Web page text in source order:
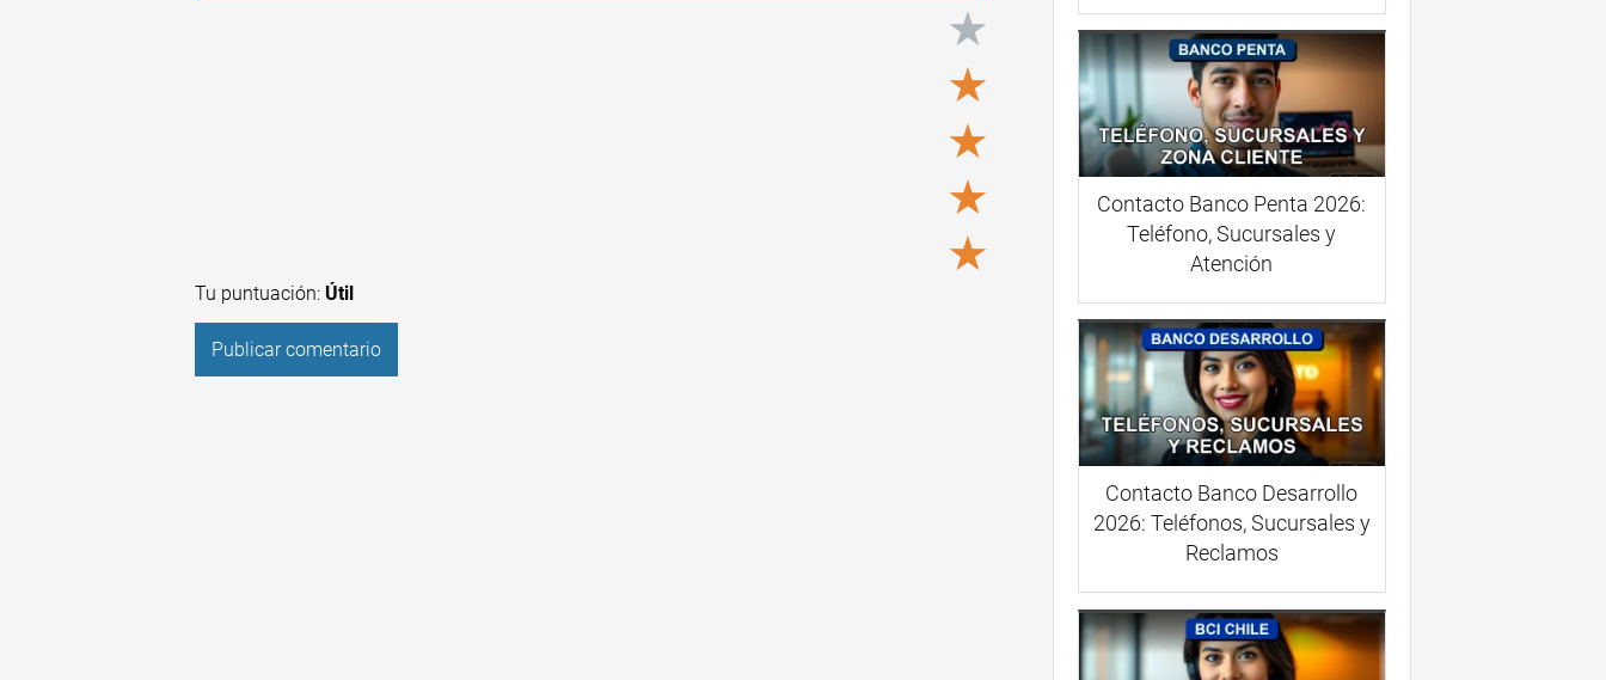
★
★
★
★
★
Tu puntuación: Útil
Contacto Banco Penta 2026:
Teléfono, Sucursales y
Atención
Contacto Banco Desarrollo
2026: Teléfonos, Sucursales y
Reclamos